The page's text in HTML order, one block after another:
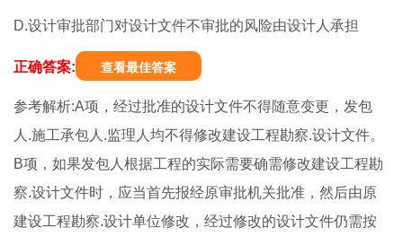
D.设计审批部门对设计文件不审批的风险由设计人承担
正确答案: 查看最佳答案
参考解析:A项，经过批准的设计文件不得随意变更，发包
人.施工承包人.监理人均不得修改建设工程勘察.设计文件。
B项，如果发包人根据工程的实际需要确需修改建设工程勘
察.设计文件时，应当首先报经原审批机关批准，然后由原
建设工程勘察.设计单位修改，经过修改的设计文件仍需按